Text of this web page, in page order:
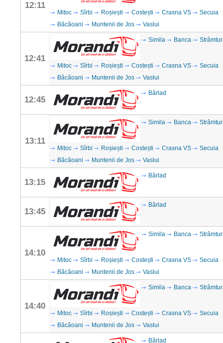
12:11
Mitoc Sîrbi Roșiești Costești Crasna VS
Secuia
Băcăoani
Muntenii de Jos Vaslui
12:41
Simila Banca
Mitoc Sîrbi Roșiești Costești Crasna VS
Secuia
Băcăoani
Muntenii de Jos Vaslui
12:45
Bârlad
13:11
Simila Banca
Mitoc Sîrbi Roșiești Costești Crasna VS
Secuia
Băcăoani
Muntenii de Jos Vaslui
13:15
Bârlad
13:45
Bârlad
14:10
Simila Banca
Mitoc Sîrbi Roșiești Costești Crasna VS
Secuia
Băcăoani
Muntenii de Jos Vaslui
14:40
Simila Banca
Mitoc Sîrbi Roșiești Costești Crasna VS
Secuia
Băcăoani
Muntenii de Jos Vaslui
Bârlad